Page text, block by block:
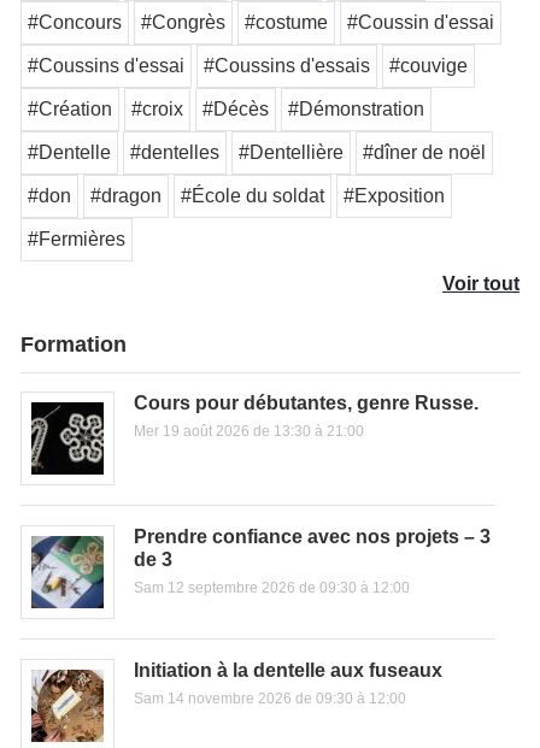
#Concours #Congrès #costume #Coussin d'essai
#Coussins d'essai #Coussins d'essais #couvige
#Création #croix #Décès #Démonstration
#Dentelle #dentelles #Dentellière #dîner de noël
#don #dragon #École du soldat #Exposition
#Fermières
Voir tout
Formation
Cours pour débutantes, genre Russe.
Mer 19 août 2026 de 13:30 à 21:00
Prendre confiance avec nos projets – 3
de 3
Sam 12 septembre 2026 de 09:30 à 12:00
Initiation à la dentelle aux fuseaux
Sam 14 novembre 2026 de 09:30 à 12:00